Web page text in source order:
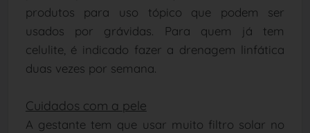
produtos para uso tópico que podem ser
usados por grávidas. Para quem já tem
celulite, é indicado fazer a drenagem linfática
duas vezes por semana.
Cuidados com a pele
A gestante tem que usar muito filtro solar no